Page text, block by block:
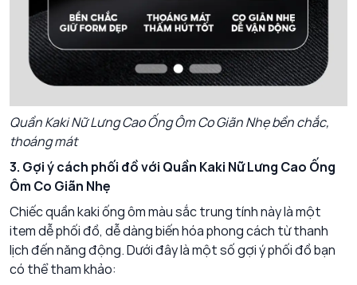
Quần Kaki Nữ Lưng Cao Ống Ôm Co Giãn Nhẹ bền chắc,
thoáng mát
3. Gợi ý cách phối đồ với Quần Kaki Nữ Lưng Cao Ống
Ôm Co Giãn Nhẹ
Chiếc quần kaki ống ôm màu sắc trung tính này là một
item dễ phối đồ, dễ dàng biến hóa phong cách từ thanh
lịch đến năng động. Dưới đây là một số gợi ý phối đồ bạn
có thể tham khảo: